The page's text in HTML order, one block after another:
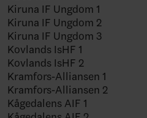
Kiruna IF Ungdom 1
Kiruna IF Ungdom 2
Kiruna IF Ungdom 3
Kovlands IsHF 1
Kovlands IsHF 2
Kramfors-Alliansen 1
Kramfors-Alliansen 2
Kågedalens AIF 1